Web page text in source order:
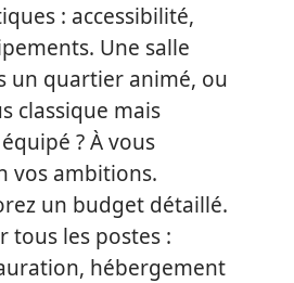
: accessibilité,
Une salle
un quartier animé, ou
classique mais
? À vous
vos ambitions.
un budget détaillé.
tous les postes :
hébergement